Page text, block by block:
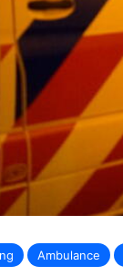
Ambulance